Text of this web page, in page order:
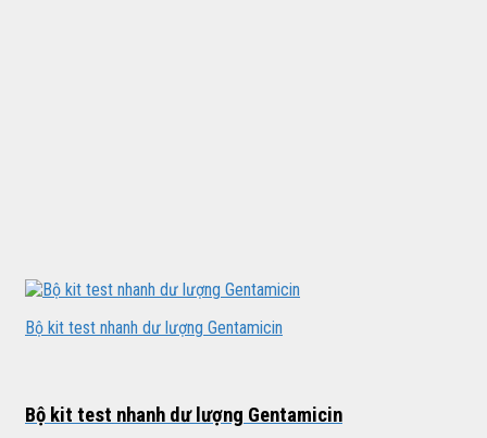
Bộ kit test nhanh dư lượng Gentamicin
Bộ kit test nhanh dư lượng Gentamicin